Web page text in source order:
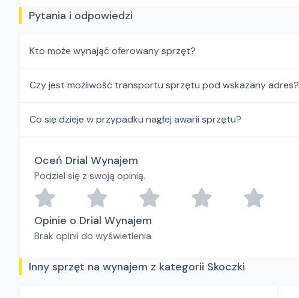
Pytania i odpowiedzi
Kto może wynająć oferowany sprzęt?
Czy jest możliwość transportu sprzętu pod wskazany adres?
Co się dzieje w przypadku nagłej awarii sprzętu?
Oceń Drial Wynajem
Podziel się z swoją opinią.
Opinie o Drial Wynajem
Brak opinii do wyświetlenia
Inny sprzęt na wynajem z kategorii Skoczki